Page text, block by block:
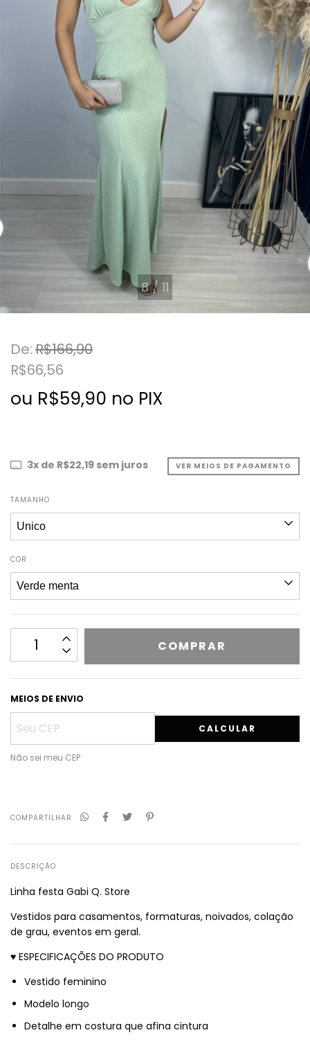
8/ 11
De:R$166,90
R$66,56
ou R$59,90 no PIX
3x de R$22,19sem juros VER MEIOS DE PAGAMENTO
TAMANHO
COR
MEIOS DE ENVIO
CALCULAR
Não sei meu CEP
COMPARTILHAR
DESCRIÇÃO
Linha festa Gabi Q. Store
Vestidos para casamentos, formaturas, noivados, colação
de grau, eventos em geral.
♥ ESPECIFICAÇÕES DO PRODUTO
Vestido feminino
Modelo longo
Detalhe em costura que afina cintura